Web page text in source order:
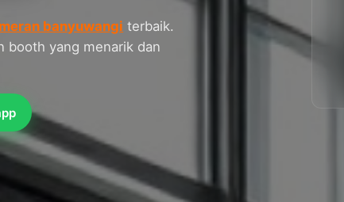
banyuwangi terbaik.
booth yang menarik dan